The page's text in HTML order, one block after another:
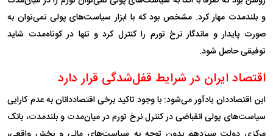
و بلندمدت مهار کرد. مشخص بود که با ابزار سیاست‌های پولی نمی‌توان به
صورت پایدار و ماندگار نرخ تورم را کنترل کرد و تنها در کوتاه‌مدت شاید
توفیقی حاصل شود.
اقتصاد ایران در شرایط قفل‌شدگی قرار دارد
این اقتصاددان یادآور می‌شود: با وجود تاکید برخی اقتصاددانان به عدم کارایی
سیاست‌های پولی انقباضی در کنترل نرخ تورم در میان‌مدت و بلندمدت، بانک